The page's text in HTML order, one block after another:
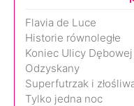
Flavia de Luce
Historie równoległe
Koniec Ulicy Dębowej
Odzyskany
Superfutrzak i
Tylko jedna noc